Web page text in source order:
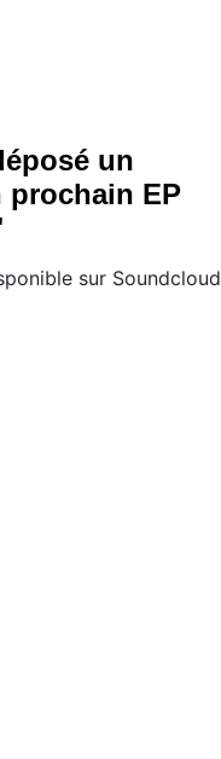
un
prochain EP
sur Soundcloud